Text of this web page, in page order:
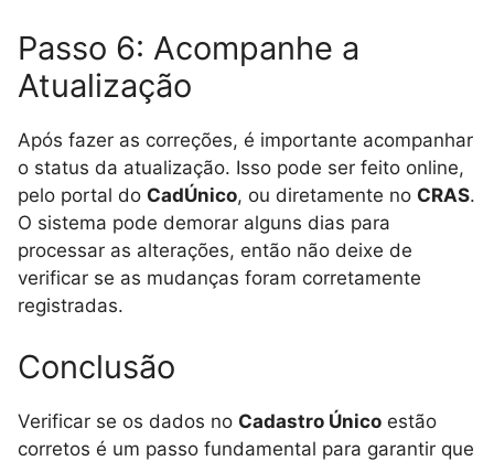
Passo 6: Acompanhe a
Atualização
Após fazer as correções, é importante acompanhar
o status da atualização. Isso pode ser feito online,
pelo portal do CadÚnico, ou diretamente no CRAS.
O sistema pode demorar alguns dias para
processar as alterações, então não deixe de
verificar se as mudanças foram corretamente
registradas.
Conclusão
Verificar se os dados no Cadastro Único estão
corretos é um passo fundamental para garantir que